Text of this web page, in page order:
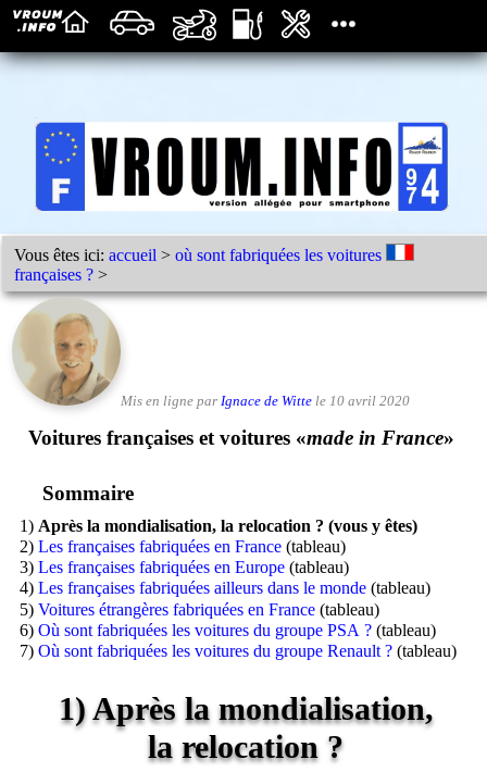
Vous êtes ici:accueil >où sont fabriquées les voitures
françaises ? >
Mis en ligne par Ignace de Witte le 10 avril 2020
Voitures françaises et voitures «made in France»
Sommaire
1) Après la mondialisation, la relocation ? (vous y êtes)
2) Les françaises fabriquées en France (tableau)
3) Les françaises fabriquées en Europe (tableau)
4) Les françaises fabriquées ailleurs dans le monde (tableau)
5) Voitures étrangères fabriquées en France (tableau)
6) Où sont fabriquées les voitures du groupe PSA ? (tableau)
7) Où sont fabriquées les voitures du groupe Renault ? (tableau)
1) Après la mondialisation,
la relocation ?